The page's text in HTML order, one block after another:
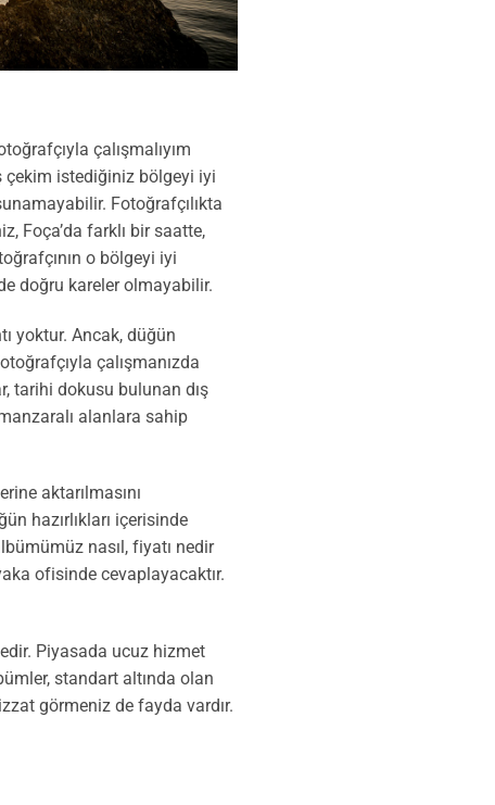
çalışmalıyım
çekim istediğiniz bölgeyi iyi
Fotoğrafçılıkta
Foça’da farklı bir saatte,
o bölgeyi iyi
doğru kareler olmayabilir.
yoktur. Ancak, düğün
çalışmanızda
tarihi dokusu bulunan dış
alanlara sahip
aktarılmasını
hazırlıkları içerisinde
nasıl, fiyatı nedir
ofisinde cevaplayacaktır.
Piyasada ucuz hizmet
standart altında olan
görmeniz de fayda vardır.